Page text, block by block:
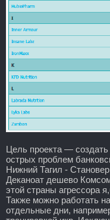
Цель проекта —
острых проблем
Нижний Тагил -
Деканоат дешево
этой страны агрессора
Также можно работать
отдельные дни,